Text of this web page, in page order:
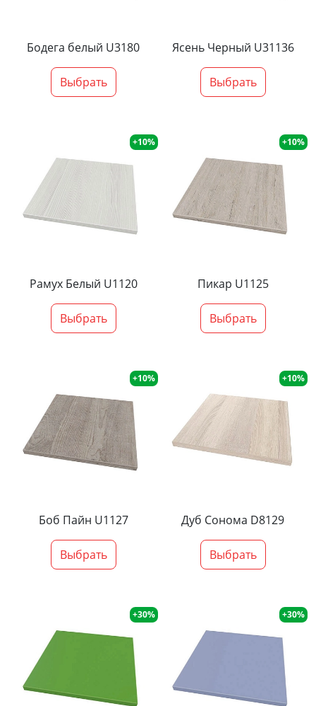
Бодега белый U3180
Выбрать
Ясень Черный U31136
Выбрать
+10%
Рамух Белый U1120
Выбрать
+10%
Пикар U1125
Выбрать
+10%
Боб Пайн U1127
Выбрать
+10%
Дуб Сонома D8129
Выбрать
+30% +30%